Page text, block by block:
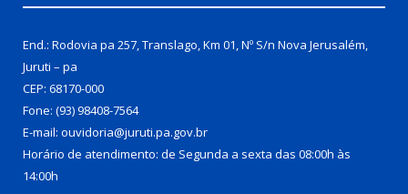
End.: Rodovia pa 257, Translago, Km 01, Nº S/n Nova Jerusalém,
Juruti – pa
CEP: 68170-000
Fone: (93) 98408-7564
E-mail: ouvidoria@juruti.pa.gov.br
Horário de atendimento: de Segunda a sexta das 08:00h às
14:00h